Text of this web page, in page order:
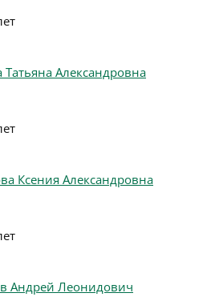
Татьяна Александровна
Ксения Александровна
Андрей Леонидович